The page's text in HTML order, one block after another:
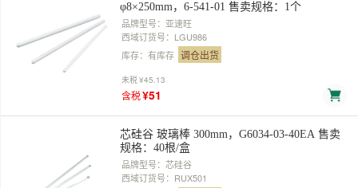
φ8×250mm，6-541-01 售卖规格：1个
品牌型号：亚速旺
西域订货号：LGU986
库存：有库存 调仓出货
未税¥45.13
含税¥51
芯硅谷 玻璃棒 300mm，G6034-03-40EA 售卖
规格：40根/盒
品牌型号：芯硅谷
西域订货号：RUX501